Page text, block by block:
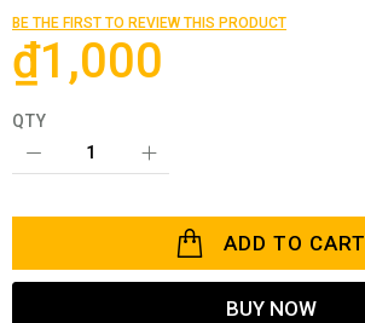
images
gallery
BE THE FIRST TO REVIEW THIS PRODUCT
₫1,000
QTY
ADD TO CART
BUY NOW